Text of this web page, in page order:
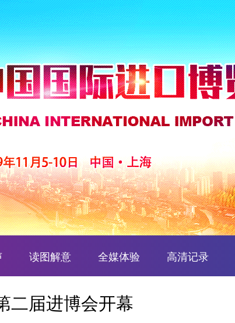
读图解意 全媒体验 高清记录
二届进博会开幕